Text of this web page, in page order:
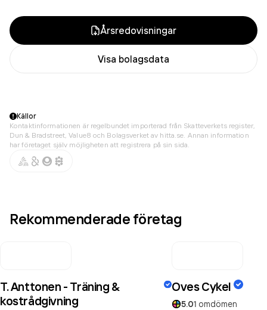
Årsredovisningar
Visa bolagsdata
Källor
Kontaktinformationen är regelbundet importerad från Skatteverkets register,
Dun & Bradstreet, Value8 och Bolagsverket av hitta.se. Annan information
har företaget själv möjligheten att registrera på sin sida.
Rekommenderade företag
T. Anttonen - Träning &
kostrådgivning
Oves Cykel
5.01 omdömen